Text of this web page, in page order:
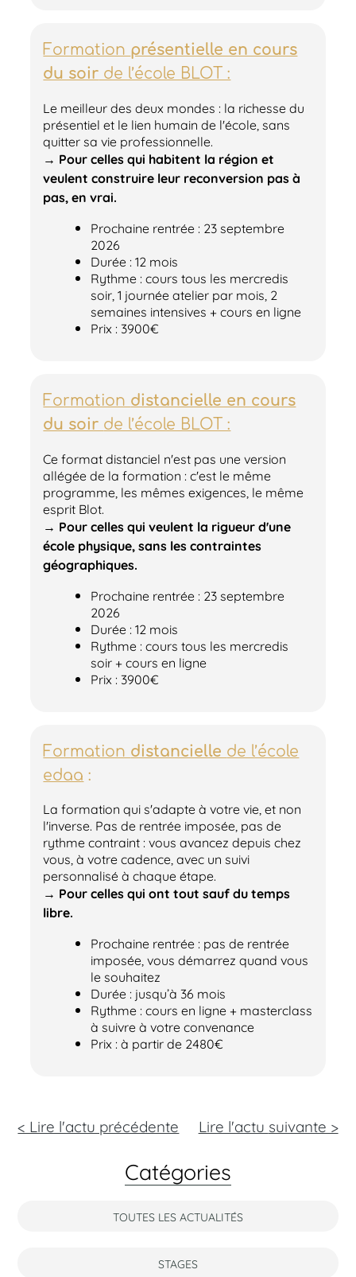
Formation présentielle en cours
du soir de l’école BLOT :
Le meilleur des deux mondes : la richesse du
présentiel et le lien humain de l'école, sans
quitter sa vie professionnelle.
→ Pour celles qui habitent la région et
veulent construire leur reconversion pas à
pas, en vrai.
Prochaine rentrée : 23 septembre
2026
Durée : 12 mois
Rythme : cours tous les mercredis
soir, 1 journée atelier par mois, 2
semaines intensives + cours en ligne
Prix : 3900€
Formation distancielle en cours
du soir de l’école BLOT :
Ce format distanciel n'est pas une version
allégée de la formation : c'est le même
programme, les mêmes exigences, le même
esprit Blot.
→ Pour celles qui veulent la rigueur d'une
école physique, sans les contraintes
géographiques.
Prochaine rentrée : 23 septembre
2026
Durée : 12 mois
Rythme : cours tous les mercredis
soir + cours en ligne
Prix : 3900€
Formation distancielle de l’école
edaa :
La formation qui s'adapte à votre vie, et non
l'inverse. Pas de rentrée imposée, pas de
rythme contraint : vous avancez depuis chez
vous, à votre cadence, avec un suivi
personnalisé à chaque étape.
→ Pour celles qui ont tout sauf du temps
libre.
Prochaine rentrée : pas de rentrée
imposée, vous démarrez quand vous
le souhaitez
Durée : jusqu’à 36 mois
Rythme : cours en ligne + masterclass
à suivre à votre convenance
Prix : à partir de 2480€
< Lire l'actu précédente Lire l'actu suivante >
Catégories
TOUTES LES ACTUALITÉS
STAGES